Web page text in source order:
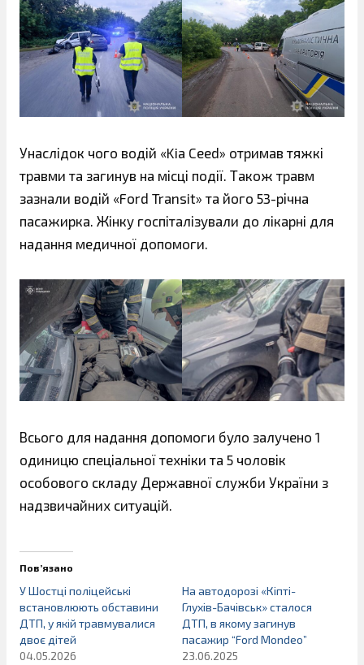
Унаслідок чого водій «Kia Ceed» отримав тяжкі
травми та загинув на місці події. Також травм
зазнали водій «Ford Transit» та його 53-річна
пасажирка. Жінку госпіталізували до лікарні для
надання медичної допомоги.
Всього для надання допомоги було залучено 1
одиницю спеціальної техніки та 5 чоловік
особового складу Державної служби України з
надзвичайних ситуацій.
Пов’язано
У Шостці поліцейські
встановлюють обставини
ДТП, у якій травмувалися
двоє дітей
04.05.2026
На автодорозі «Кіпті-
Глухів-Бачівськ» сталося
ДТП, в якому загинув
пасажир “Ford Mondeo”
23.06.2025